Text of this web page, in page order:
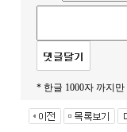
* 한글 1000자 까지